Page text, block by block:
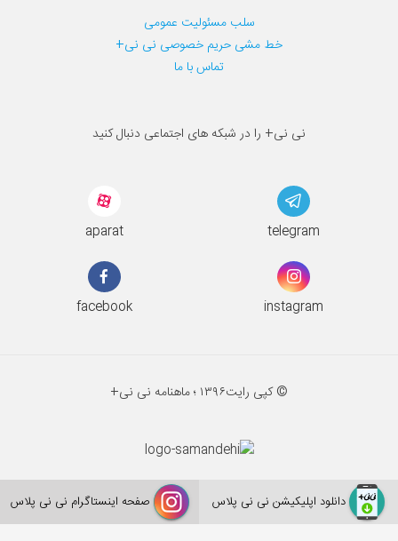
سلب مسئولیت عمومی
خط مشی حریم خصوصی نی نی+
تماس با ما
نی نی+ را در شبکه های اجتماعی دنبال کنید
aparat telegram
facebook instagram
© کپی رایت۱۳۹۶ ؛ ماهنامه نی نی+
دانلود اپلیکیشن نی نی پلاس صفحه اینستاگرام نی نی پلاس